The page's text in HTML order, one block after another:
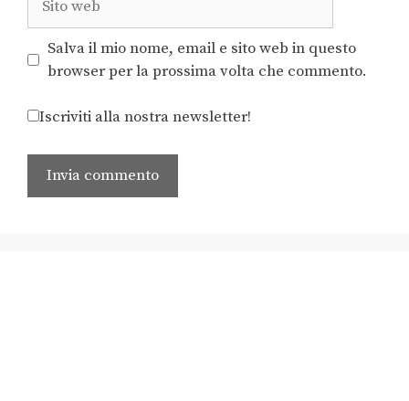
Salva il mio nome, email e sito web in questo
browser per la prossima volta che commento.
Iscriviti alla nostra newsletter!